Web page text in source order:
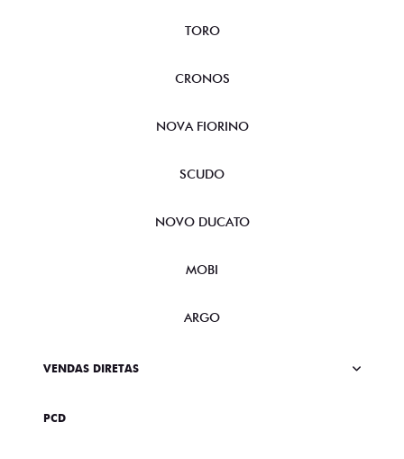
TORO
CRONOS
NOVA FIORINO
SCUDO
NOVO DUCATO
MOBI
ARGO
VENDAS DIRETAS
PCD